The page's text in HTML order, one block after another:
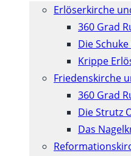
Erlöserkirche
360 Grad
Die
Krippe
Friedenskirche
360 Grad
Die Strutz
Das